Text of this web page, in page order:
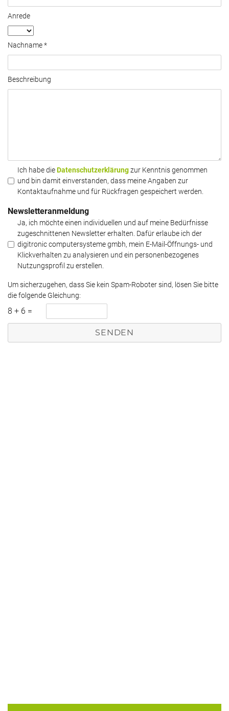
Anrede
Nachname *
Beschreibung
Ich habe dieDatenschutzerklärungzur Kenntnis genommen
und bin damit einverstanden, dass meine Angaben zur
Kontaktaufnahme und für Rückfragen gespeichert werden.
Newsletteranmeldung
Ja, ich möchte einen individuellen und auf meine Bedürfnisse
zugeschnittenen Newsletter erhalten. Dafür erlaube ich der
digitronic computersysteme gmbh, mein E-Mail-Öffnungs- und
Klickverhalten zu analysieren und ein personenbezogenes
Nutzungsprofil zu erstellen.
Um sicherzugehen, dass Sie kein Spam-Roboter sind, lösen Sie bitte
die folgende Gleichung:
8 + 6 =